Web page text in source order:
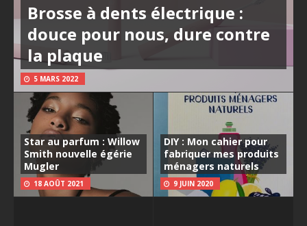
Brosse à dents électrique :
douce pour nous, dure contre
la plaque
5 MARS 2022
Star au parfum : Willow
Smith nouvelle égérie
Mugler
18 AOÛT 2021
DIY : Mon cahier pour
fabriquer mes produits
ménagers naturels
9 JUIN 2020